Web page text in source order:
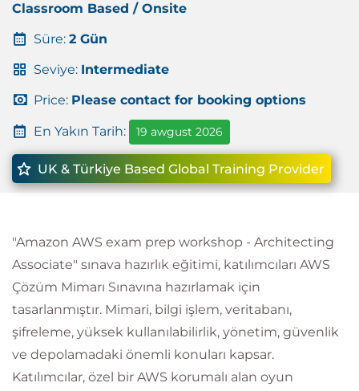
Classroom Based / Onsite
Süre: 2 Gün
Seviye: Intermediate
Price: Please contact for booking options
En Yakın Tarih: 19 awgust 2026
UK & Türkiye Based Global Training Provider
"Amazon AWS exam prep workshop - Architecting
Associate" sınava hazırlık eğitimi, katılımcıları AWS
Çözüm Mimarı Sınavına hazırlamak için
tasarlanmıştır. Mimari, bilgi işlem, veritabanı,
şifreleme, yüksek kullanılabilirlik, yönetim, güvenlik
ve depolamadaki önemli konuları kapsar.
Katılımcılar, özel bir AWS korumalı alan oyun